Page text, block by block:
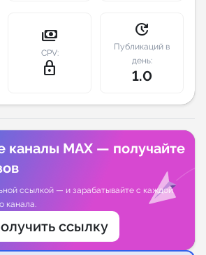
payments
CPV:
lock_outline
update
Публикаций в
день:
1.0
каналы MAX — получайте
ссылкой — и зарабатывайте с каждой
канала.
ссылку